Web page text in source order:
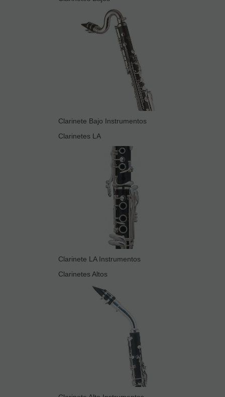
Clarinete Bajo Instrumentos
Clarinetes LA
Clarinete LA Instrumentos
Clarinetes Altos